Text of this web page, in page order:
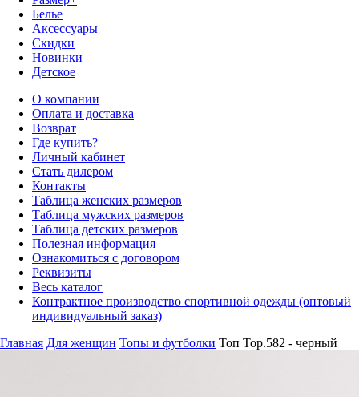
Белье
Аксессуары
Скидки
Новинки
Детское
О компании
Оплата и доставка
Возврат
Где купить?
Личный кабинет
Стать дилером
Контакты
Таблица женских размеров
Таблица мужских размеров
Таблица детских размеров
Полезная информация
Ознакомиться с договором
Реквизиты
Весь каталог
Контрактное производство спортивной одежды (оптовый
индивидуальный заказ)
Главная Для женщин Топы и футболки Топ Top.582 - черный